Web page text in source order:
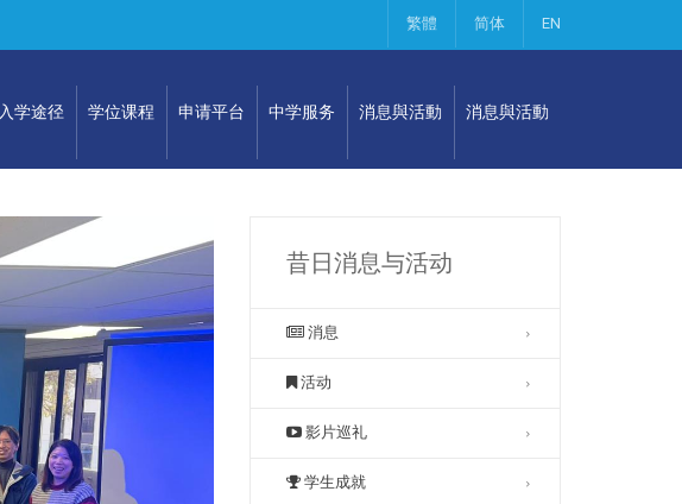
繁體 简体 EN
入学途径 学位课程 申请平台 中学服务 消息與活動 消息與活動
昔日消息与活动
消息
活动
影片巡礼
学生成就